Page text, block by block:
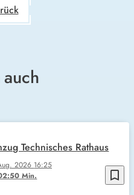
bookmark_border
2026 16:25
Min.
Technisches Rathaus